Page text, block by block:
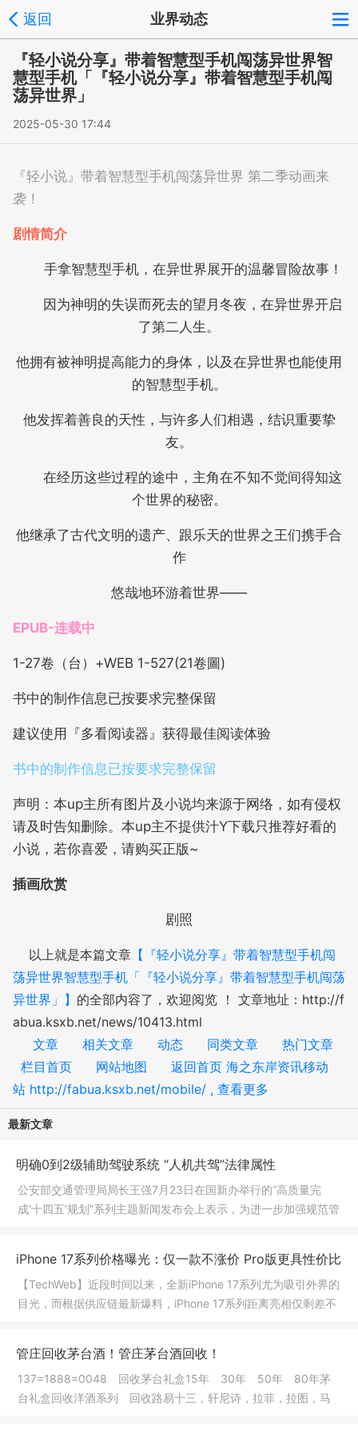
返回 业界动态
『轻小说分享』带着智慧型手机闯荡异世界智
慧型手机「『轻小说分享』带着智慧型手机闯
荡异世界」
2025-05-30 17:44
『轻小说』带着智慧型手机闯荡异世界 第二季动画来
袭！
剧情简介
手拿智慧型手机，在异世界展开的温馨冒险故事！
因为神明的失误而死去的望月冬夜，在异世界开启
了第二人生。
他拥有被神明提高能力的身体，以及在异世界也能使用
的智慧型手机。
他发挥着善良的天性，与许多人们相遇，结识重要挚
友。
在经历这些过程的途中，主角在不知不觉间得知这
个世界的秘密。
他继承了古代文明的遗产、跟乐天的世界之王们携手合
作
悠哉地环游着世界——
EPUB-连载中
1-27卷（台）+WEB 1-527(21卷圖)
书中的制作信息已按要求完整保留
建议使用『多看阅读器』获得最佳阅读体验
书中的制作信息已按要求完整保留
声明：本up主所有图片及小说均来源于网络，如有侵权
请及时告知删除。本up主不提供汁Y下载只推荐好看的
小说，若你喜爱，请购买正版~
插画欣赏
剧照
以上就是本篇文章 【『轻小说分享』带着智慧型手机闯
荡异世界智慧型手机「『轻小说分享』带着智慧型手机闯荡
异世界」】 的全部内容了，欢迎阅览 ！ 文章地址：http://f
abua.ksxb.net/news/10413.html
文章
相关文章 动态 同类文章
热门文章
栏目首页
网站地图
返回首页 海之东岸资讯移动
站 http://fabua.ksxb.net/mobile/ , 查看更多
最新文章
明确0到2级辅助驾驶系统 “人机共驾”法律属性
公安部交通管理局局长王强7月23日在国新办举行的“高质量完
成‘十四五’规划”系列主题新闻发布会上表示，为进一步加强规范管
iPhone 17系列价格曝光：仅一款不涨价 Pro版更具性价比
【TechWeb】近段时间以来，全新iPhone 17系列尤为吸引外界的
目光，而根据供应链最新爆料，iPhone 17系列距离亮相仅剩差不
管庄回收茅台酒！管庄茅台酒回收！
137=1888=0048 回收茅台礼盒15年 30年 50年 80年茅
台礼盒回收洋酒系列 回收路易十三，轩尼诗，拉菲，拉图，马